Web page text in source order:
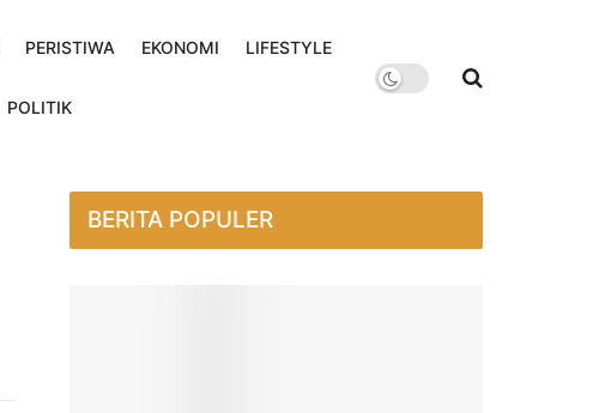
PERISTIWA EKONOMI LIFESTYLE
POLITIK
BERITA POPULER